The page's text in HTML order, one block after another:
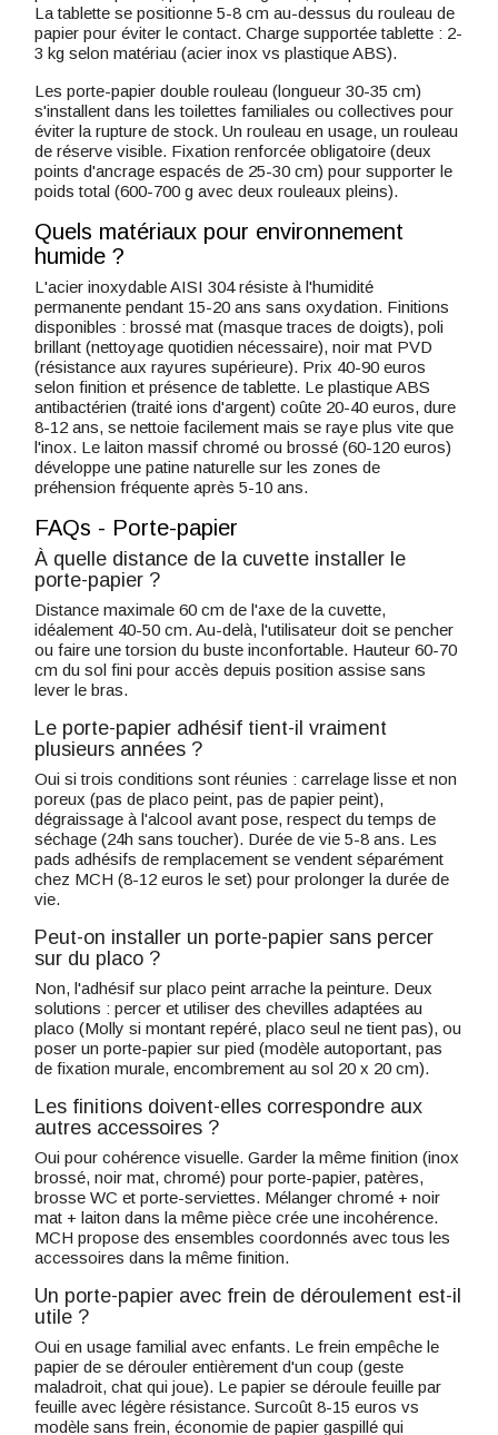
La tablette se positionne 5-8 cm au-dessus du rouleau de
papier pour éviter le contact. Charge supportée tablette : 2-
3 kg selon matériau (acier inox vs plastique ABS).
Les porte-papier double rouleau (longueur 30-35 cm)
s'installent dans les toilettes familiales ou collectives pour
éviter la rupture de stock. Un rouleau en usage, un rouleau
de réserve visible. Fixation renforcée obligatoire (deux
points d'ancrage espacés de 25-30 cm) pour supporter le
poids total (600-700 g avec deux rouleaux pleins).
Quels matériaux pour environnement
humide ?
L'acier inoxydable AISI 304 résiste à l'humidité
permanente pendant 15-20 ans sans oxydation. Finitions
disponibles : brossé mat (masque traces de doigts), poli
brillant (nettoyage quotidien nécessaire), noir mat PVD
(résistance aux rayures supérieure). Prix 40-90 euros
selon finition et présence de tablette. Le plastique ABS
antibactérien (traité ions d'argent) coûte 20-40 euros, dure
8-12 ans, se nettoie facilement mais se raye plus vite que
l'inox. Le laiton massif chromé ou brossé (60-120 euros)
développe une patine naturelle sur les zones de
préhension fréquente après 5-10 ans.
FAQs - Porte-papier
À quelle distance de la cuvette installer le
porte-papier ?
Distance maximale 60 cm de l'axe de la cuvette,
idéalement 40-50 cm. Au-delà, l'utilisateur doit se pencher
ou faire une torsion du buste inconfortable. Hauteur 60-70
cm du sol fini pour accès depuis position assise sans
lever le bras.
Le porte-papier adhésif tient-il vraiment
plusieurs années ?
Oui si trois conditions sont réunies : carrelage lisse et non
poreux (pas de placo peint, pas de papier peint),
dégraissage à l'alcool avant pose, respect du temps de
séchage (24h sans toucher). Durée de vie 5-8 ans. Les
pads adhésifs de remplacement se vendent séparément
chez MCH (8-12 euros le set) pour prolonger la durée de
vie.
Peut-on installer un porte-papier sans percer
sur du placo ?
Non, l'adhésif sur placo peint arrache la peinture. Deux
solutions : percer et utiliser des chevilles adaptées au
placo (Molly si montant repéré, placo seul ne tient pas), ou
poser un porte-papier sur pied (modèle autoportant, pas
de fixation murale, encombrement au sol 20 x 20 cm).
Les finitions doivent-elles correspondre aux
autres accessoires ?
Oui pour cohérence visuelle. Garder la même finition (inox
brossé, noir mat, chromé) pour porte-papier, patères,
brosse WC et porte-serviettes. Mélanger chromé + noir
mat + laiton dans la même pièce crée une incohérence.
MCH propose des ensembles coordonnés avec tous les
accessoires dans la même finition.
Un porte-papier avec frein de déroulement est-il
utile ?
Oui en usage familial avec enfants. Le frein empêche le
papier de se dérouler entièrement d'un coup (geste
maladroit, chat qui joue). Le papier se déroule feuille par
feuille avec légère résistance. Surcoût 8-15 euros vs
modèle sans frein, économie de papier gaspillé qui